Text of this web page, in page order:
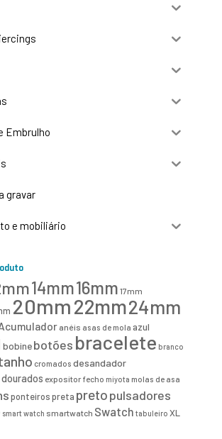
Embrulho
gravar
e mobiliário
14mm16mm 17mm
20mm22mm24mm
anéis asas de mola azul
bobinebotões bracelete branco
cromados desandador
dourados expositor fecho miyota molas de asa
ponteirospreta pretopulsadores
smart watch smartwatch Swatch tabuleiro XL